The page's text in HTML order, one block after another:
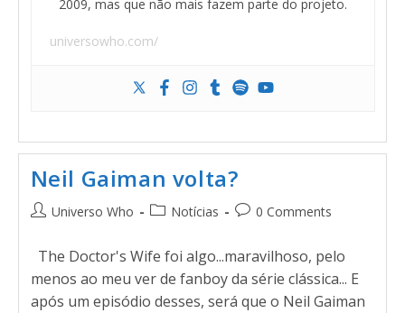
2009, mas que não mais fazem parte do projeto.
universowho.com/
Neil Gaiman volta?
Universo Who Notícias 0 Comments
The Doctor's Wife foi algo...maravilhoso, pelo
menos ao meu ver de fanboy da série clássica... E
após um episódio desses, será que o Neil Gaiman